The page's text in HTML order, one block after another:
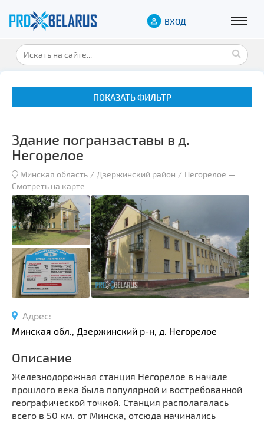
ВХОД
ПОКАЗАТЬ ФИЛЬТР
Музеи
Замки и дворцы
Военная история
Гражданская архитектура
Спортивные сооружения
Производства
Родовые усадьбы
Национальные парки и заказники
Озера и водоемы
Памятники
Памятники археологии
Здание погранзаставы в д.
Негорелое
Минская область Дзержинский район Негорелое —
Смотреть на карте
Адрес:
Минская обл., Дзержинский р-н, д. Негорелое
Описание
Железнодорожная станция Негорелое в начале
прошлого века была популярной и востребованной
географической точкой. Станция располагалась
всего в 50 км. от Минска, отсюда начинались